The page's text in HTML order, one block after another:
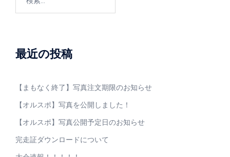
最近の投稿
【まもなく終了】写真注文期限のお知らせ
【オルスポ】写真を公開しました！
【オルスポ】写真公開予定日のお知らせ
完走証ダウンロードについて